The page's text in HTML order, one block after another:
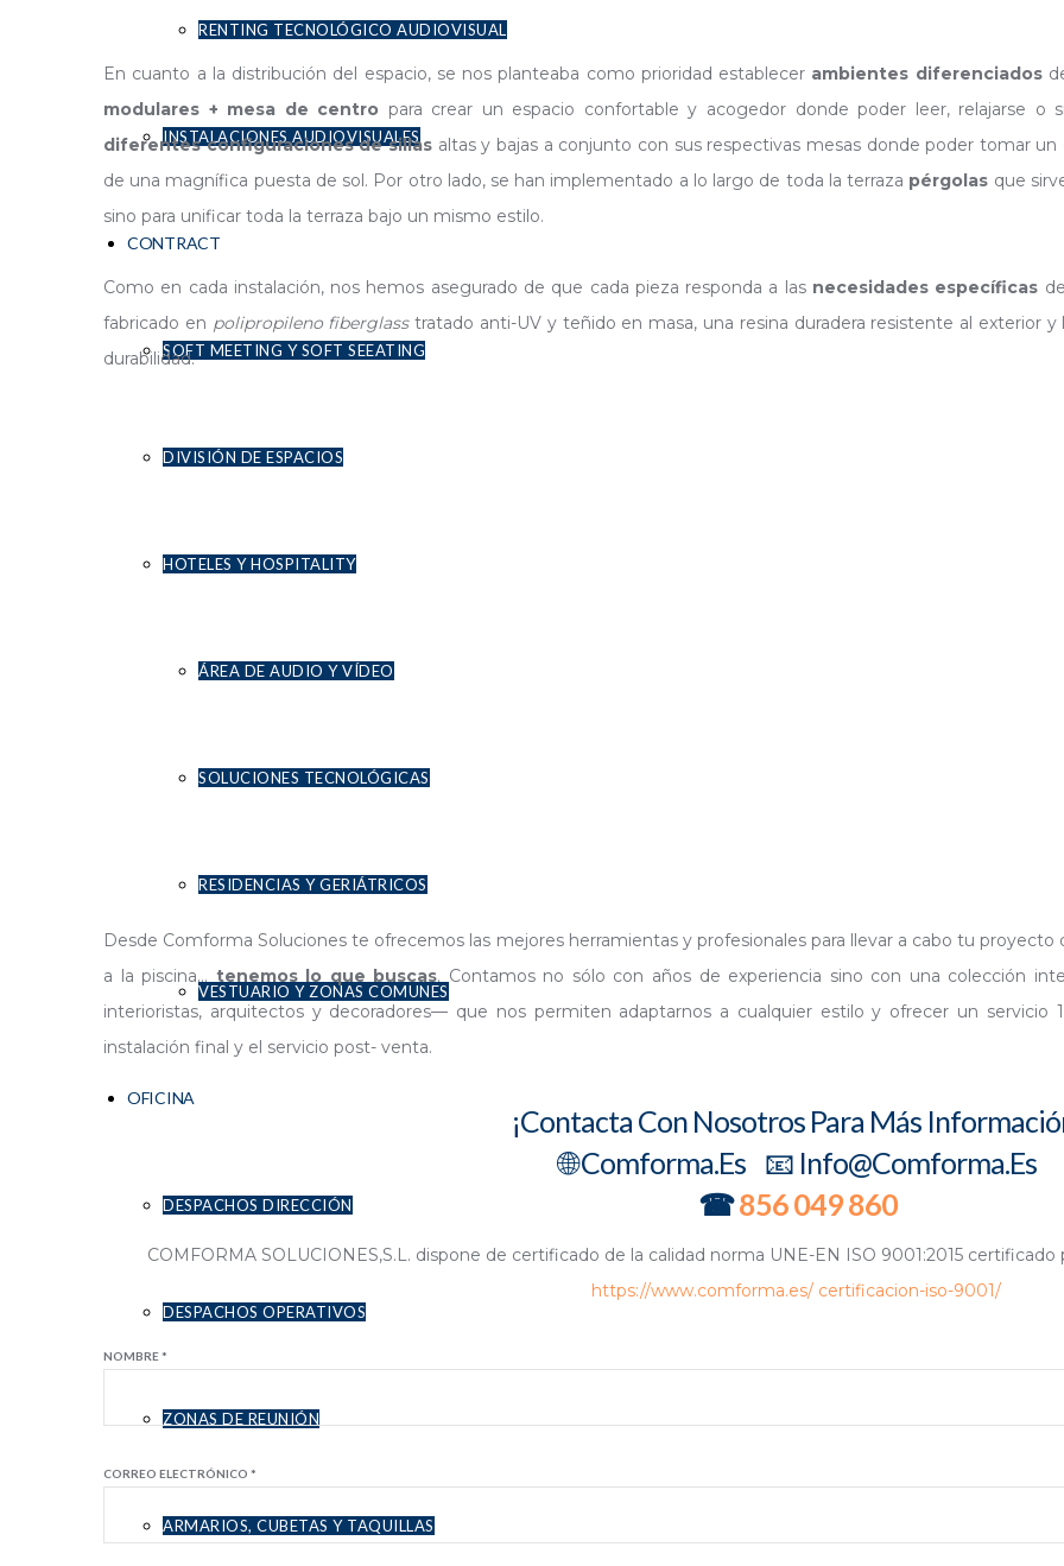
RENTING TECNOLÓGICO AUDIOVISUAL
INSTALACIONES AUDIOVISUALES
CONTRACT
SOFT MEETING Y SOFT SEEATING
DIVISIÓN DE ESPACIOS
HOTELES Y HOSPITALITY
ÁREA DE AUDIO Y VÍDEO
SOLUCIONES TECNOLÓGICAS
RESIDENCIAS Y GERIÁTRICOS
VESTUARIO Y ZONAS COMUNES
OFICINA
DESPACHOS DIRECCIÓN
DESPACHOS OPERATIVOS
ZONAS DE REUNIÓN
ARMARIOS, CUBETAS Y TAQUILLAS
En cuanto a la distribución del espacio, se nos planteaba como prioridad establecer ambientes diferenciados
modulares + mesa de centro para crear un espacio confortable y acogedor donde poder leer, relajarse
diferentes configuraciones de sillasaltas y bajas a conjunto con sus respectivas mesas donde poder tomar un
de una magnífica puesta de sol. Por otro lado, se han implementado a lo largo de toda la terraza pérgolas que
sino para unificar toda la terraza bajo un mismo estilo.
Como en cada instalación, nos hemos asegurado de que cada pieza responda a las necesidades específicas
fabricado en polipropileno fiberglasstratado anti-UV y teñido en masa, una resina duradera resistente al exterior
durabilidad.
Desde Comforma Soluciones te ofrecemos las mejores herramientas y profesionales para llevar a cabo tu
a la piscina… tenemos lo que buscas. Contamos no sólo con años de experiencia sino con una colección
interioristas, arquitectos y decoradores— que nos permiten adaptarnos a cualquier estilo y ofrecer un servicio
instalación final y el servicio post- venta.
¡Contacta Con Nosotros Para Más
🌐 Comforma.es 📧 Info@comforma.es
☎856 049 860
COMFORMA SOLUCIONES,S.L. dispone de certificado de la calidad norma UNE-EN ISO 9001:2015 certificado
https://www.comforma.es/ certificacion-iso-9001/
NOMBRE *
CORREO ELECTRÓNICO *